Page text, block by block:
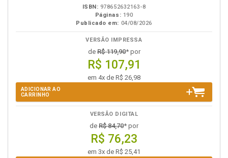
ISBN: 978652632163-8
Páginas: 190
Publicado em: 04/08/2026
VERSÃO IMPRESSA
deR$ 119,90* por
R$ 107,91
em 4x de R$ 26,98
ADICIONAR AO
CARRINHO
VERSÃO DIGITAL
de R$ 84,70* por
R$ 76,23
em 3x de R$ 25,41